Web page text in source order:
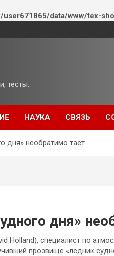
user671865/data/www/tex-
тесты.
НАУКА СВЯЗЬ
дня» необратимо тает
дня»
Holland), специалист по
прозвище «ледник